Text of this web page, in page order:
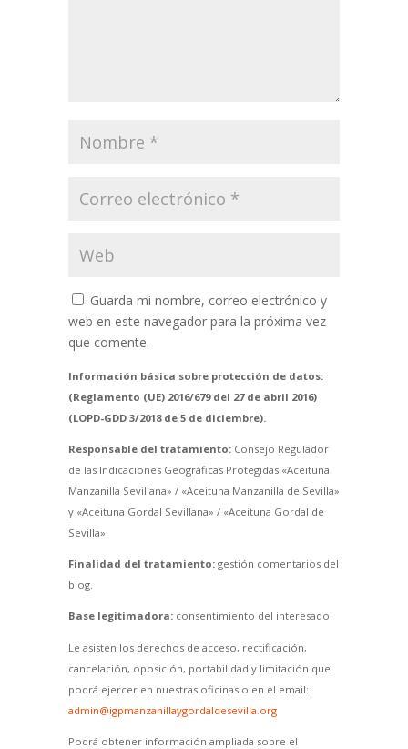
Guarda mi nombre, correo electrónico y
web en este navegador para la próxima vez
que comente.
Información básica sobre protección de datos:
(Reglamento (UE) 2016/679 del 27 de abril 2016)
(LOPD-GDD 3/2018 de 5 de diciembre).
Responsable del tratamiento:Consejo Regulador
de las Indicaciones Geográficas Protegidas «Aceituna
Manzanilla Sevillana» / «Aceituna Manzanilla de Sevilla»
y «Aceituna Gordal Sevillana» / «Aceituna Gordal de
Sevilla».
Finalidad del tratamiento:gestión comentarios del
blog.
Base legitimadora:consentimiento del interesado.
Le asisten los derechos de acceso, rectificación,
cancelación, oposición, portabilidad y limitación que
podrá ejercer en nuestras oficinas o en el email:
admin@igpmanzanillaygordaldesevilla.org
Podrá obtener información ampliada sobre el